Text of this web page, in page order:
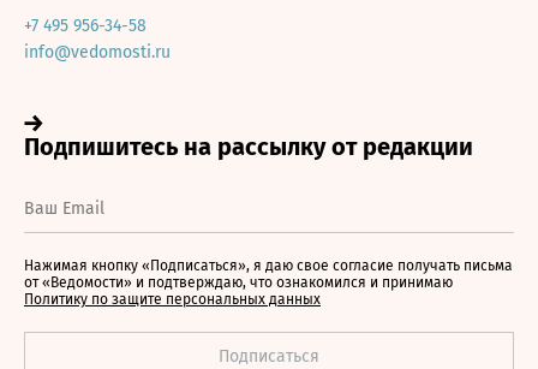
+7 495 956-34-58
info@vedomosti.ru
Нажимая кнопку «Подписаться», я даю свое согласие получать письма
от «Ведомости» и подтверждаю, что ознакомился и принимаю
Политику по защите персональных данных